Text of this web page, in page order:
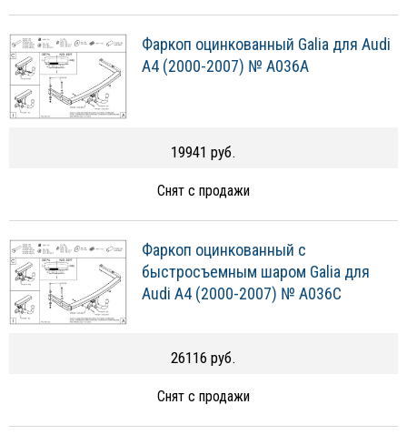
Фаркоп оцинкованный Galia для Audi
A4 (2000-2007) № A036A
19941 руб.
Снят с продажи
Фаркоп оцинкованный с
быстросъемным шаром Galia для
Audi A4 (2000-2007) № A036C
26116 руб.
Снят с продажи